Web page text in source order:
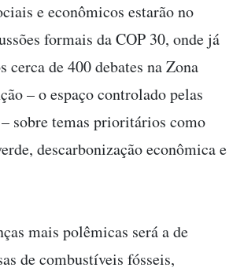
e econômicos estarão no
formais da COP 30, onde já
cerca de 400 debates na Zona
– o espaço controlado pelas
sobre temas prioritários como
descarbonização econômica e
mais polêmicas será a de
de combustíveis fósseis,